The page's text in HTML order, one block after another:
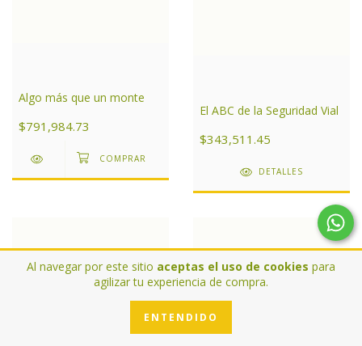
Al navegar por este sitio aceptas el uso de cookies para
agilizar tu experiencia de compra.
ENTENDIDO
Algo más que un monte
$791,984.73
El ABC de la Seguridad Vial
$343,511.45
DETALLES